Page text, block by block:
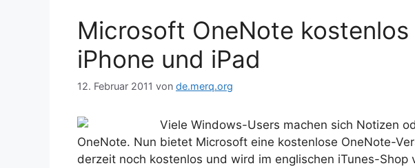
Microsoft OneNote
iPhone und iPad
12. Februar 2011 von de.merq.org
Viele Windows-Users machen sich Notizen
OneNote. Nun bietet Microsoft eine kostenlose OneNote-
derzeit noch kostenlos und wird im englischen iTunes-Shop